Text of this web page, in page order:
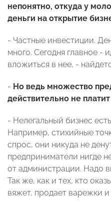
непонятно, откуда у
деньги на открытие
- Частные инвестиции.
много. Сегодня главное -
вложиться в нее, -
- Но ведь множество
действительно не
- Нелегальный бизнес
Например, стихийные
спрос, они никуда не
предприниматели нигде
от администрации. Надо
Так же, как и тех, кто
вяжет, продает варежки и